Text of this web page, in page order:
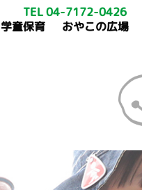
学童保育 おやこの広場
TEL 04-7172-0426